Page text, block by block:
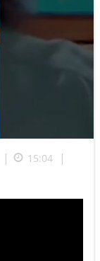
| 15:04 |